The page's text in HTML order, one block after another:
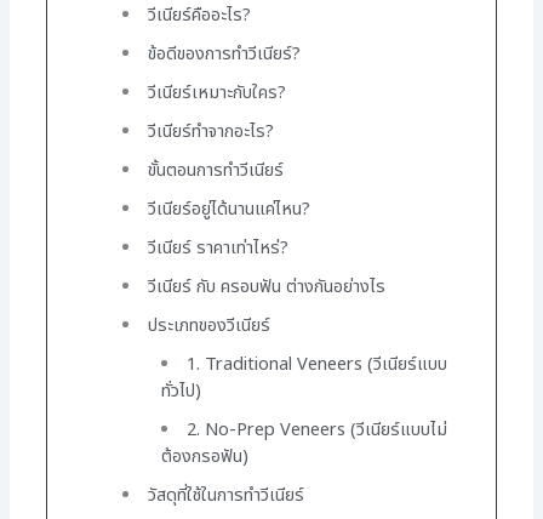
วีเนียร์คืออะไร?
ข้อดีของการทำวีเนียร์?
วีเนียร์เหมาะกับใคร?
วีเนียร์ทำจากอะไร?
ขั้นตอนการทำวีเนียร์
วีเนียร์อยู่ได้นานแค่ไหน?
วีเนียร์ ราคาเท่าไหร่?
วีเนียร์ กับ ครอบฟัน ต่างกันอย่างไร
ประเภทของวีเนียร์
1. Traditional Veneers (วีเนียร์แบบ
ทั่วไป)
2. No-Prep Veneers (วีเนียร์แบบไม่
ต้องกรอฟัน)
วัสดุที่ใช้ในการทำวีเนียร์